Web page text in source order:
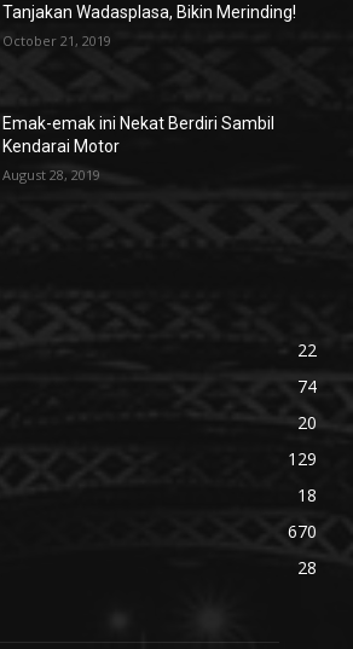
Tanjakan Wadasplasa, Bikin Merinding!
October 21, 2019
Emak-emak ini Nekat Berdiri Sambil
Kendarai Motor
August 28, 2019
22
74
20
129
18
670
28